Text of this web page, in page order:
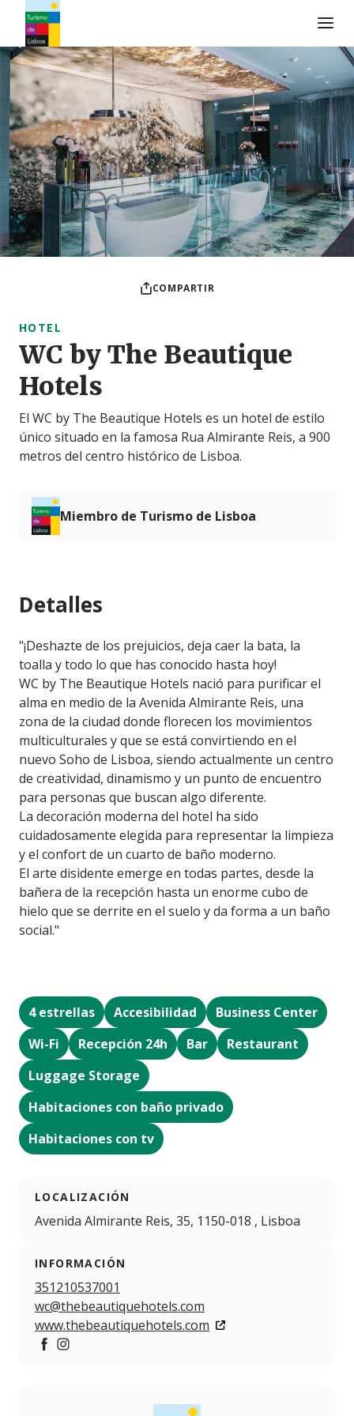
Logo de Turismo de Lisboa
COMPARTIR
HOTEL
WC by The Beautique
Hotels
El WC by The Beautique Hotels es un hotel de estilo
único situado en la famosa Rua Almirante Reis, a 900
metros del centro histórico de Lisboa.
Miembro de Turismo de Lisboa
Detalles
"¡Deshazte de los prejuicios, deja caer la bata, la
toalla y todo lo que has conocido hasta hoy!
WC by The Beautique Hotels nació para purificar el
alma en medio de la Avenida Almirante Reis, una
zona de la ciudad donde florecen los movimientos
multiculturales y que se está convirtiendo en el
nuevo Soho de Lisboa, siendo actualmente un centro
de creatividad, dinamismo y un punto de encuentro
para personas que buscan algo diferente.
La decoración moderna del hotel ha sido
cuidadosamente elegida para representar la limpieza
y el confort de un cuarto de baño moderno.
El arte disidente emerge en todas partes, desde la
bañera de la recepción hasta un enorme cubo de
hielo que se derrite en el suelo y da forma a un baño
social."
4 estrellas Accesibilidad
Business Center
Wi-Fi
Recepción 24h Bar
Restaurant
Luggage Storage
Habitaciones con baño privado
Habitaciones con tv
LOCALIZACIÓN
Avenida Almirante Reis, 35, 1150-018 , Lisboa
INFORMACIÓN
351210537001
wc@thebeautiquehotels.com
www.thebeautiquehotels.com